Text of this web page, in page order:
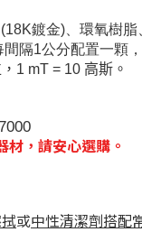
(18K鍍金)、環氧樹
隔1公分配置一顆
1 mT = 10 高斯。
，請安心選購。
或中性清潔劑搭配